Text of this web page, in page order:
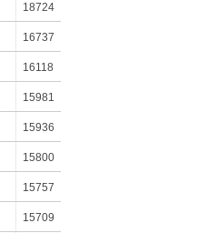
18724
16737
16118
15981
15936
15800
15757
15709